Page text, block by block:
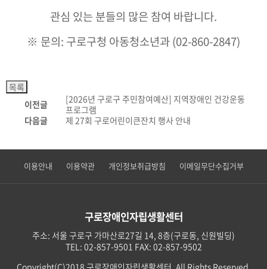
관심 있는 분들의 많은 참여 바랍니다.
※ 문의: 구로구청 아동청소년과 (02-860-2847)
이전글
[2026년 구로구 주민참여예산] 지역장애인 건강운동
프로그램
다음글
제 27회 구로어린이큰잔치 행사 안내
이용안내 이용약관 개인정보취급방침 이메일무단수집거부
구로장애인자립생활센터
주소: 서울 구로구 가마산로27길 14, 8층(구로동, 신원빌딩)
TEL: 02-857-9501 FAX: 02-857-9502